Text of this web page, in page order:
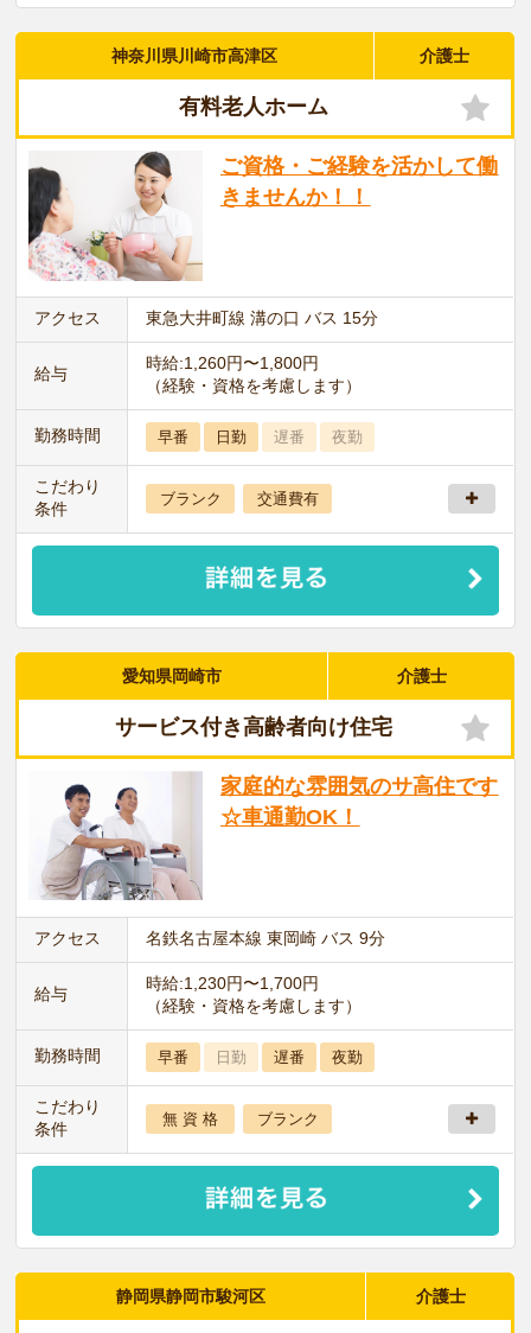
神奈川県川崎市高津区 介護士
有料老人ホーム
ご資格・ご経験を活かして働
きませんか！！
アクセス 東急大井町線 溝の口 バス 15分
給与
時給:1,260円〜1,800円
（経験・資格を考慮します）
勤務時間 早番 日勤 遅番 夜勤
こだわり
条件
ブランク 交通費有
愛知県岡崎市 介護士
サービス付き高齢者向け住宅
家庭的な雰囲気のサ高住です
☆車通勤OK！
アクセス 名鉄名古屋本線 東岡崎 バス 9分
給与
時給:1,230円〜1,700円
（経験・資格を考慮します）
勤務時間 早番 日勤 遅番 夜勤
こだわり
条件
無 資 格 ブランク
静岡県静岡市駿河区 介護士